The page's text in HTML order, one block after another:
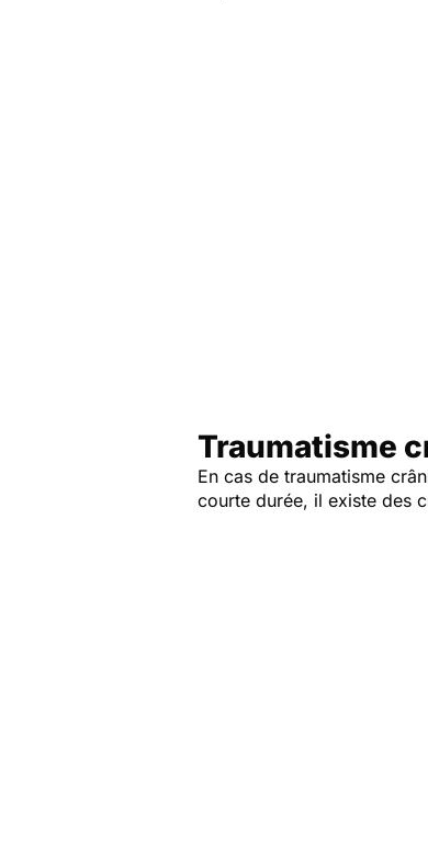
Traumatisme
En cas de traumatisme
courte durée, il existe des